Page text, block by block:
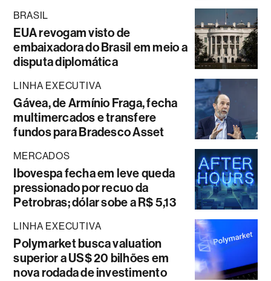
BRASIL
EUA revogam visto de
embaixadora do Brasil em meio a
disputa diplomática
LINHA EXECUTIVA
Gávea, de Armínio Fraga, fecha
multimercados e transfere
fundos para Bradesco Asset
MERCADOS
Ibovespa fecha em leve queda
pressionado por recuo da
Petrobras; dólar sobe a R$ 5,13
LINHA EXECUTIVA
Polymarket busca valuation
superior a US$ 20 bilhões em
nova rodada de investimento